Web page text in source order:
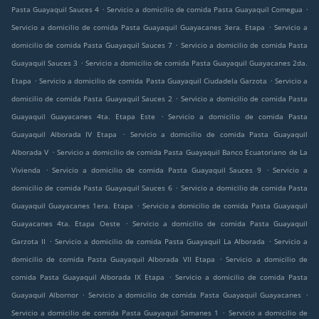
Pasta Guayaquil Sauces 4 . Servicio a domicilio de comida Pasta Guayaquil Comegua .
Servicio a domicilio de comida Pasta Guayaquil Guayacanes 3era. Etapa . Servicio a
domicilio de comida Pasta Guayaquil Sauces 7 . Servicio a domicilio de comida Pasta
Guayaquil Sauces 3 . Servicio a domicilio de comida Pasta Guayaquil Guayacanes 2da.
Etapa . Servicio a domicilio de comida Pasta Guayaquil Ciudadela Garzota . Servicio a
domicilio de comida Pasta Guayaquil Sauces 2 . Servicio a domicilio de comida Pasta
Guayaquil Guayacanes 4ta. Etapa Este
. Servicio a domicilio de comida Pasta
Guayaquil Alborada IV Etapa
. Servicio a domicilio de comida Pasta Guayaquil
Alborada V . Servicio a domicilio de comida Pasta Guayaquil Banco Ecuatoriano de La
Vivienda
. Servicio a domicilio de comida Pasta Guayaquil Sauces 9 . Servicio a
domicilio de comida Pasta Guayaquil Sauces 6 . Servicio a domicilio de comida Pasta
Guayaquil Guayacanes 1era. Etapa . Servicio a domicilio de comida Pasta Guayaquil
Guayacanes 4ta. Etapa Oeste
. Servicio a domicilio de comida Pasta Guayaquil
Garzota II . Servicio a domicilio de comida Pasta Guayaquil La Alborada . Servicio a
domicilio de comida Pasta Guayaquil Alborada VII Etapa
. Servicio a domicilio de
comida Pasta Guayaquil Alborada IX Etapa
. Servicio a domicilio de comida Pasta
Guayaquil Albornor . Servicio a domicilio de comida Pasta Guayaquil Guayacanes .
Servicio a domicilio de comida Pasta Guayaquil Samanes 1
. Servicio a domicilio de